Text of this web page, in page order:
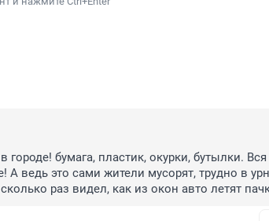
городе! бумага, пластик, окурки, бутылки.
А ведь это сами жители мусорят, трудно в
раз видел, как из окон авто летят